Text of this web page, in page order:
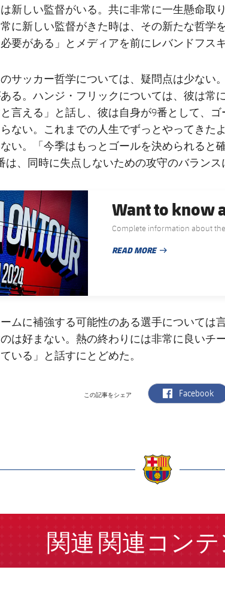
は新しい監督がいる。共に非常に一生懸命取
に新しい監督がきた時は、その新たな哲学
要がある」とメディアを前にレバンドフスキ
サッカー哲学については、疑問点は少ない
る。ハンジ・フリックについては、彼は常
言える」と話し、彼は自身が9番として、
ない。これまでの人生でずっとやってきた
い。「今季はもっとゴールを決められると
は、同時に失点しないための攻守のバランス
Want to know
Complete information about
READ MORE
PUBLISHED NEWS
ムに補強する可能性のある選手については
は好まない。熱の終わりには非常に良いチ
いる」と話すにとどめた。
この記事をシェア Facebook
関連 関連コンテ